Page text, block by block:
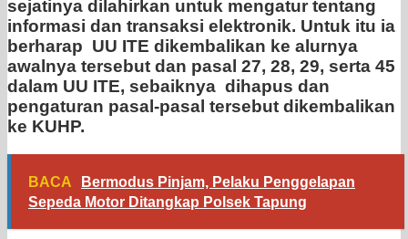
sejatinya dilahirkan untuk mengatur tentang
informasi dan transaksi elektronik. Untuk itu ia
berharap UU ITE dikembalikan ke alurnya
awalnya tersebut dan pasal 27, 28, 29, serta 45
dalam UU ITE, sebaiknya dihapus dan
pengaturan pasal-pasal tersebut dikembalikan
ke KUHP.
BACA
Bermodus Pinjam, Pelaku Penggelapan
Sepeda Motor Ditangkap Polsek Tapung